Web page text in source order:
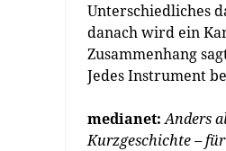
Unterschiedliches
danach wird ein
Zusammenhang
Jedes Instrument
medianet:Anders
Kurzgeschichte –